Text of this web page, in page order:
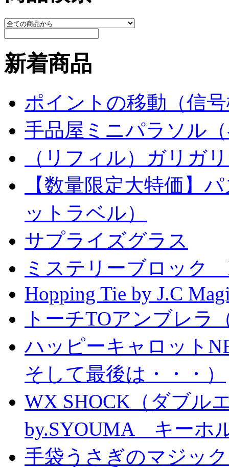
新着商品
ポイントの移動（信
手品屋ミニパラソル
（リフィル）ガリガ
【数量限定大特価】
ットラベル）
サプライズグラス
ミステリーブロック
Hopping Tie by J.C
トーチTOアンブレラ
ハッピーキャロット
そして最後は・・・）
WX SHOCK（ダブル
by.SYOUMA キーホ
手袋うさぎのマジッ